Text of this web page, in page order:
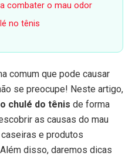
combater o mau odor
no tênis
comum que pode causar
se preocupe! Neste artigo,
chulé do tênis de forma
as causas do mau
e produtos
disso, daremos dicas